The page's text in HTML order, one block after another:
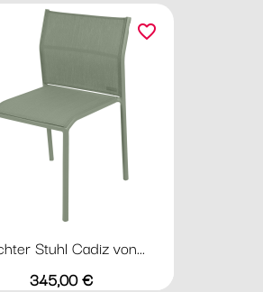
Stuhl Cadiz von...
Preis
345,00 €
favorite_border